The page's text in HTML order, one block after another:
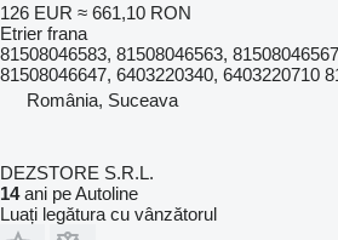
126 EUR ≈ 661,10 RON
Etrier frana
81508046583, 81508046563,
81508046647, 6403220340, 6403220710
România, Suceava
DEZSTORE S.R.L.
14ani pe Autoline
Luați legătura cu vânzătorul